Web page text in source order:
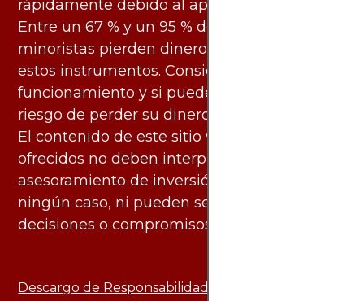
rápidamente debido al apalancamiento.
Entre un 67 % y un 95 % de los inversores
minoristas pierden dinero al negociar con
estos instrumentos. Considere si entiende su
funcionamiento y si puede asumir el alto
riesgo de perder su dinero.
El contenido de este sitio web y los servicios
ofrecidos no deben interpretarse como
asesoramiento de inversión ni financiero en
ningún caso, ni pueden servir de base para
decisiones o compromisos de ningún tipo.
Descargo de Responsabilidad: